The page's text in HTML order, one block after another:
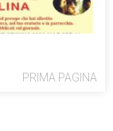
PRIMA PAGINA